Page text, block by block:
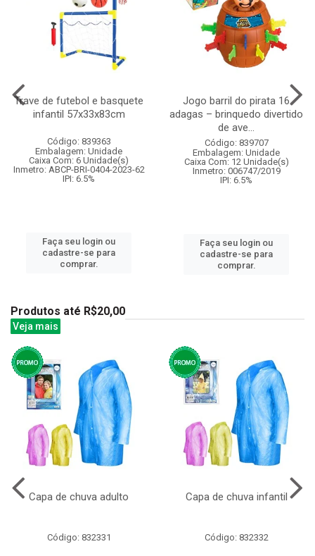
Trave de futebol e basquete
infantil 57x33x83cm
Código: 839363
Embalagem: Unidade
Caixa Com: 6 Unidade(s)
Inmetro: ABCP-BRI-0404-2023-62
IPI: 6.5%
Faça seu login ou
cadastre-se para
comprar.
Jogo barril do pirata 16
adagas – brinquedo divertido
de ave...
Código: 839707
Embalagem: Unidade
Caixa Com: 12 Unidade(s)
Inmetro: 006747/2019
IPI: 6.5%
Faça seu login ou
cadastre-se para
comprar.
Produtos até R$20,00
Veja mais
Capa de chuva adulto
Código: 832331
Capa de chuva infantil
Código: 832332